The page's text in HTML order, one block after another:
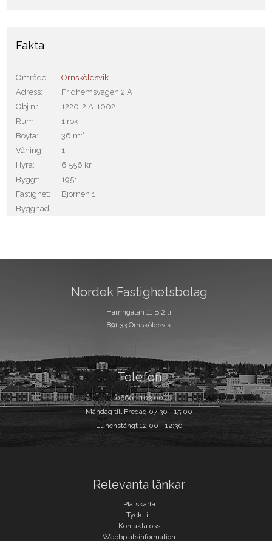
Fakta
Område:
Örnsköldsvik
Adress:
Fridhemsvägen 2 A
Obj.nr:
1220-2 A-1002
Rum:
1 rok
Boyta:
36 m²
Våning:
1
Hyra:
6 556 kr
Byggt:
1951
Fastighet:
Björnen 1
Byggnad:
Nordek Fastighetsbolag
Hamngatan 11 B 2 tr
891 33 Örnsköldsvik
Telefon
0660 - 103 00
Måndag till Fredag 07:30 - 15:00
Lunchstängt 12:00 - 12:30
Relevanta länkar
Platskarta
Tyck till
Kontakta oss
Webbplatsinformation